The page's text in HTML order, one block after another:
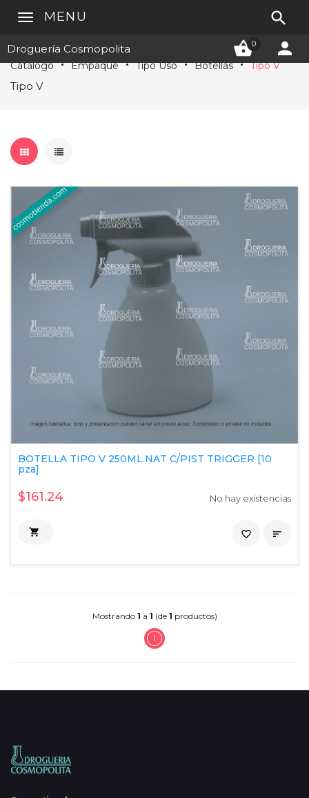
Droguería Cosmopolita 0 
MENU 
Catálogo Empaque Tipo Uso Botellas Tipo V
Tipo V
BOTELLA TIPO V 250ML.NAT C/PIST TRIGGER [10
pza]
$161.24 No hay existencias
 
favorite_border
Mostrando 1 a 1 (de 1 productos)
1